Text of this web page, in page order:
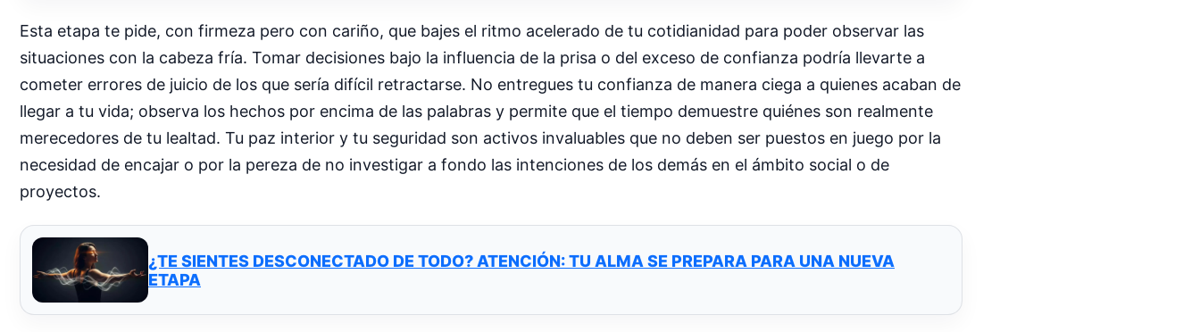
Esta etapa te pide, con firmeza pero con cariño, que bajes el ritmo acelerado de tu cotidianidad para poder observar las
situaciones con la cabeza fría. Tomar decisiones bajo la influencia de la prisa o del exceso de confianza podría llevarte a
cometer errores de juicio de los que sería difícil retractarse. No entregues tu confianza de manera ciega a quienes acaban de
llegar a tu vida; observa los hechos por encima de las palabras y permite que el tiempo demuestre quiénes son realmente
merecedores de tu lealtad. Tu paz interior y tu seguridad son activos invaluables que no deben ser puestos en juego por la
necesidad de encajar o por la pereza de no investigar a fondo las intenciones de los demás en el ámbito social o de
proyectos.
¿TE SIENTES DESCONECTADO DE TODO? ATENCIÓN: TU ALMA SE PREPARA PARA UNA NUEVA
ETAPA